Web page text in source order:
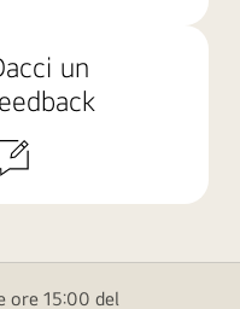
un
ore 15:00 del